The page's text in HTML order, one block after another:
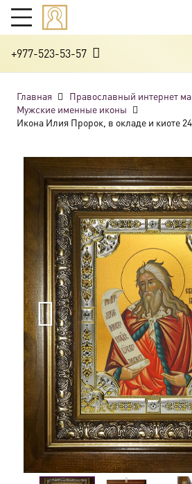
+977-523-53-57
Главная
Православный интернет
Мужские именные иконы
Икона Илия Пророк, в окладе и киоте